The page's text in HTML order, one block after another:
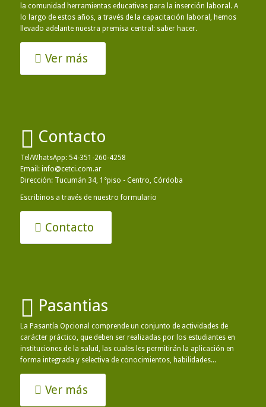
la comunidad herramientas educativas para la inserción laboral. A
lo largo de estos años, a través de la capacitación laboral, hemos
llevado adelante nuestra premisa central: saber hacer.
Ver más
Contacto
Tel/WhatsApp: 54-351-260-4258
Email: info@cetci.com.ar
Dirección: Tucumán 34, 1°piso - Centro, Córdoba
Escribinos a través de nuestro formulario
Contacto
Pasantias
La Pasantía Opcional comprende un conjunto de actividades de
carácter práctico, que deben ser realizadas por los estudiantes en
instituciones de la salud, las cuales les permitirán la aplicación en
forma integrada y selectiva de conocimientos, habilidades...
Ver más